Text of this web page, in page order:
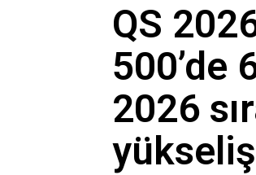
QS
500’de
2026
yükseliş